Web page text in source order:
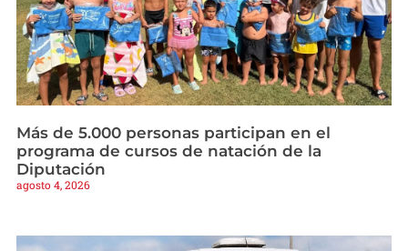
Más de 5.000 personas participan en el
programa de cursos de natación de la
Diputación
agosto 4, 2026